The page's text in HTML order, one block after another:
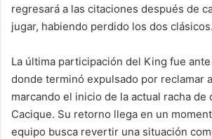
regresará a las citaciones después de
jugar, habiendo perdido los dos clásicos.
La última participación del King fue
donde terminó expulsado por reclamar
marcando el inicio de la actual racha de
Cacique. Su retorno llega en un
equipo busca revertir una situación